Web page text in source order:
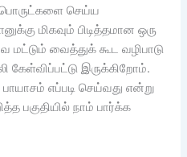
பொருட்களை செய்ய
மிகவும் பிடித்தமான ஒரு
மட்டும் வைத்துக் கூட வழிபாடு
கேள்விப்பட்டு இருக்கிறோம்.
எப்படி செய்வது என்று
பகுதியில் நாம் பார்க்க